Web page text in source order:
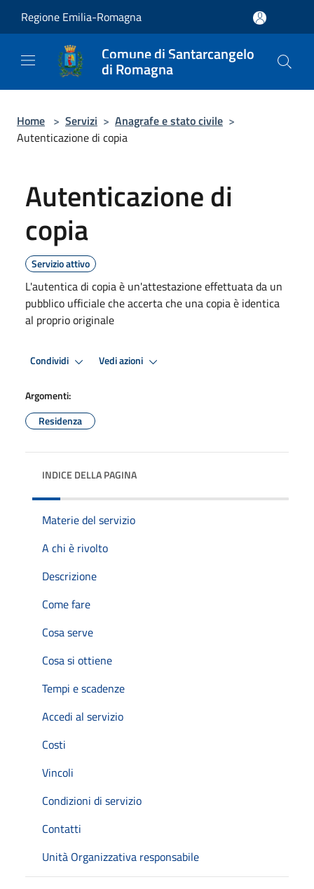
Regione Emilia-Romagna
Comune di Santarcangelo
di Romagna
Home > Servizi > Anagrafe e stato civile >
Autenticazione di copia
Autenticazione di
copia
Servizio attivo
L'autentica di copia è un'attestazione effettuata da un
pubblico ufficiale che accerta che una copia è identica
al proprio originale
Condividi Vedi azioni
Argomenti:
Residenza
INDICE DELLA PAGINA
Materie del servizio
A chi è rivolto
Descrizione
Come fare
Cosa serve
Cosa si ottiene
Tempi e scadenze
Accedi al servizio
Costi
Vincoli
Condizioni di servizio
Contatti
Unità Organizzativa responsabile